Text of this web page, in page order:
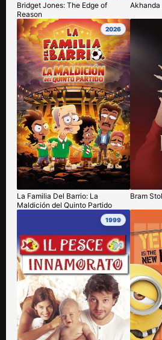
Bridget Jones: The Edge of
Reason
Akhanda
2026
La Familia Del Barrio: La
Maldición del Quinto Partido
Bram
1999